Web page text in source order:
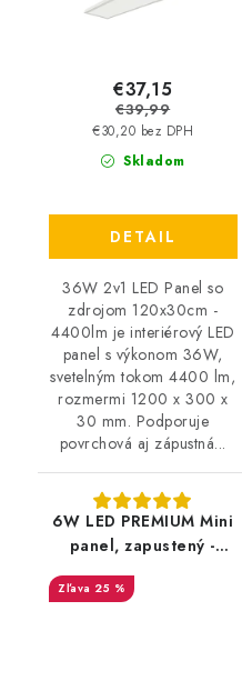
Skladom
€30,20 bez DPH
€37,15
€39,99
DETAIL
36W 2v1 LED Panel so
zdrojom 120x30cm -
4400lm je interiérový LED
panel s výkonom 36W,
svetelným tokom 4400 lm,
rozmermi 1200 x 300 x
30 mm. Podporuje
povrchová aj zápustná...
6W LED PREMIUM Mini
panel, zapustený -
490lm - štvorcový
6400K
25 %